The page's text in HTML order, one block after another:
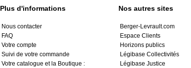
Plus d'informations
Nous contacter
FAQ
Votre compte
Suivi de votre commande
Votre catalogue et la Boutique :
Nos autres sites
Berger-Levrault.com
Espace Clients
Horizons publics
Légibase Collectivités
Légibase Justice